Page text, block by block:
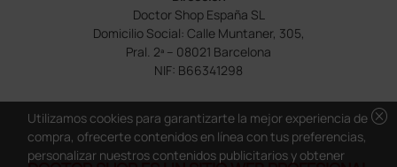
Doctor Shop España SL
Domicilio Social: Calle Muntaner, 305,
Pral. 2ª – 08021 Barcelona
NIF: B66341298
cancel
Utilizamos cookies para garantizarte la mejor experiencia de
compra, ofrecerte contenidos en línea con tus preferencias,
personalizar nuestros contenidos publicitarios y obtener